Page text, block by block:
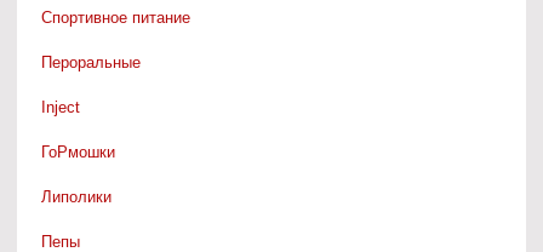
Спортивное питание
Пероральные
Inject
ГоРмошки
Липолики
Пепы